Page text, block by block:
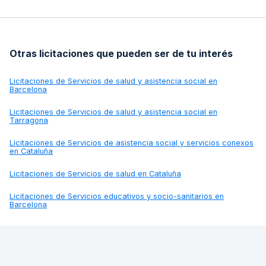
Otras licitaciones que pueden ser de tu interés
Licitaciones de Servicios de salud y asistencia social en
Barcelona
Licitaciones de Servicios de salud y asistencia social en
Tarragona
Licitaciones de Servicios de asistencia social y servicios conexos
en Cataluña
Licitaciones de Servicios de salud en Cataluña
Licitaciones de Servicios educativos y socio-sanitarios en
Barcelona